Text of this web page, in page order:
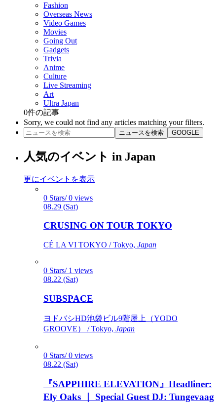
Fashion
Overseas News
Video Games
Movies
Going Out
Gadgets
Trivia
Anime
Culture
Live Streaming
Art
Ultra Japan
0件の記事
Sorry, we could not find any articles matching your filters.
ニュースを検索 GOOGLE
人気のイベント in Japan
更にイベントを表示
0 Stars/ 0 views
08.29 (Sat)
CRUSING ON TOUR TOKYO
CÉ LA VI TOKYO / Tokyo, Japan
0 Stars/ 1 views
08.22 (Sat)
SUBSPACE
ヨドバシHD池袋ビル9階屋上（YODO
GROOVE） / Tokyo, Japan
0 Stars/ 0 views
08.22 (Sat)
『SAPPHIRE ELEVATION』Headliner:
Ely Oaks ｜ Special Guest DJ: Tungevaag